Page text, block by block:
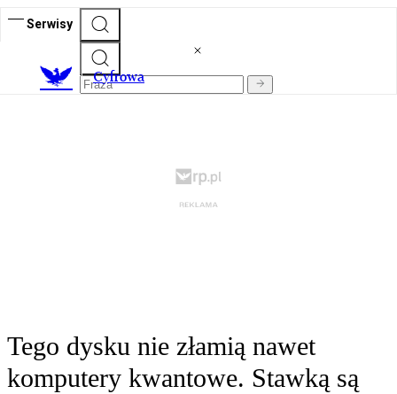
Serwisy
Cyfrowa
Tego dysku nie złamią nawet
komputery kwantowe. Stawką są